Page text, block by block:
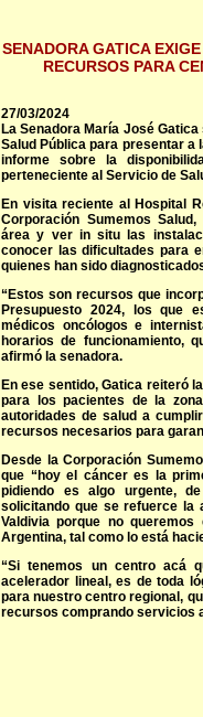
SENADORA GATICA
RECURSOS PARA
27/03/2024
La Senadora María José
Salud Pública para presentar a
informe sobre la
perteneciente al Servicio de
En visita reciente al Hospital
Corporación Sumemos
área y ver in situ las
conocer las dificultades para
quienes han sido
“Estos son recursos que
Presupuesto 2024, los que
médicos oncólogos e
horarios de funcionamiento,
afirmó la senadora.
En ese sentido, Gatica reiteró
para los pacientes de la
autoridades de salud a
recursos necesarios para
Desde la Corporación
que “hoy el cáncer es la
pidiendo es algo urgente,
solicitando que se refuerce la
Valdivia porque no
Argentina, tal como lo está
“Si tenemos un centro acá
acelerador lineal, es de toda
para nuestro centro regional,
recursos comprando servicios